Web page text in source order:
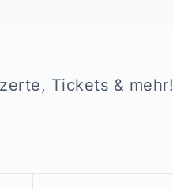
Tickets & mehr!